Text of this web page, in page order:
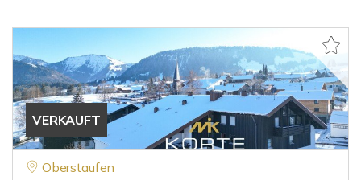
VERKAUFT
Oberstaufen